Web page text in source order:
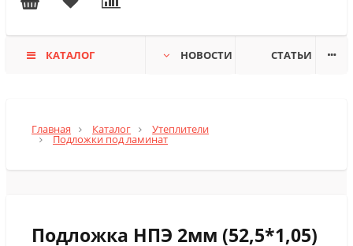
КАТАЛОГ НОВОСТИ СТАТЬИ
Главная Каталог Утеплители
Подложки под ламинат
Подложка НПЭ 2мм (52,5*1,05)